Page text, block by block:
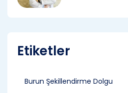
Etiketler
Burun Şekillendirme Dolgu